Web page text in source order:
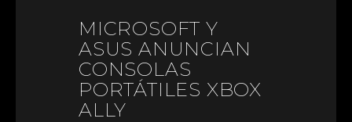
MICROSOFT Y
ASUS ANUNCIAN
CONSOLAS
PORTÁTILES XBOX
ALLY